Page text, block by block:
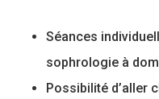
Séances
sophrologie à
Possibilité d’aller